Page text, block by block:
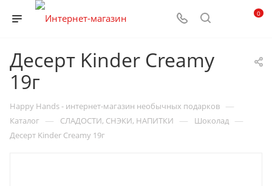
0
Десерт Kinder Creamy
19г
Happy Hands - интернет-магазин необычных подарков —
Каталог — СЛАДОСТИ, СНЭКИ, НАПИТКИ — Шоколад —
Десерт Kinder Creamy 19г